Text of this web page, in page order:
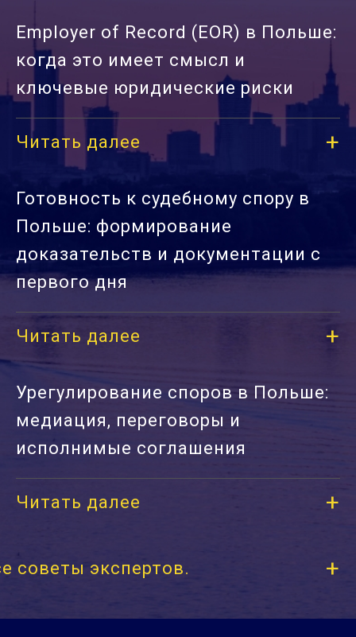
Employer of Record (EOR) в Польше:
когда это имеет смысл и
ключевые юридические риски
Читать далее
Готовность к судебному спору в
Польше: формирование
доказательств и документации с
первого дня
Читать далее
Урегулирование споров в Польше:
медиация, переговоры и
исполнимые соглашения
Читать далее
советы экспертов.